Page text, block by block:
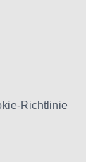
Richtlinie